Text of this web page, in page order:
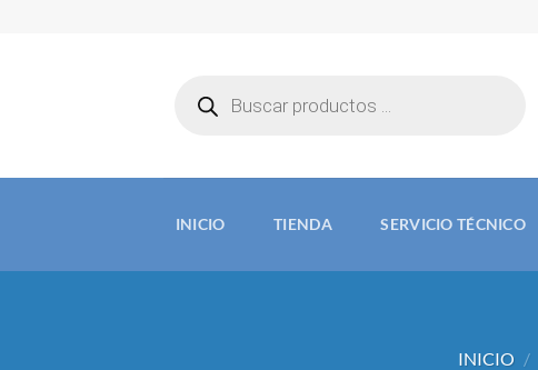
productos
INICIO TIENDA SERVICIO TÉCNICO
INICIO /